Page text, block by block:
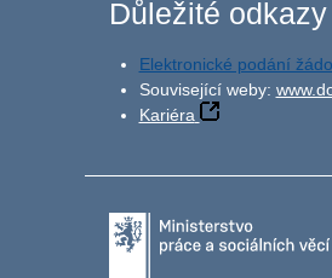
Důležité odkazy
Elektronické podání
Související weby:
Kariéra